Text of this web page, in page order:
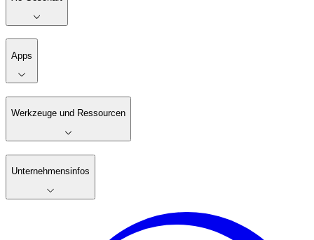
Apps
Werkzeuge und Ressourcen
Unternehmensinfos